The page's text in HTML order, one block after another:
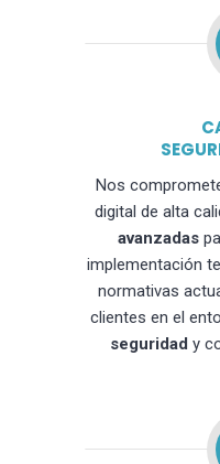
Nos
digital de alta
avanzadas
implementación
normativas
clientes en el
seguridad y